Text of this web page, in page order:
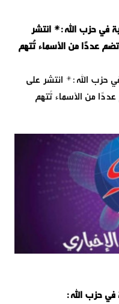
في حزب الله:* انتشر
عددًا من الأسماء تُتهم
حزب الله:* انتشر على
من الأسماء تُتهم
في حزب الله: